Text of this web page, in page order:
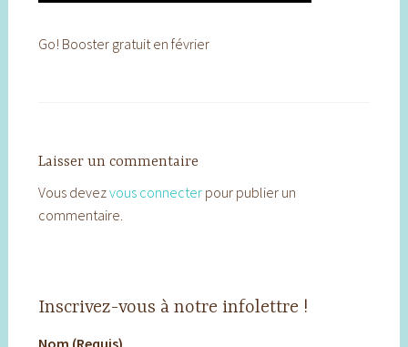
Go! Booster gratuit en février
Laisser un commentaire
Vous devezvous connecterpour publier un
commentaire.
Inscrivez-vous à notre infolettre !